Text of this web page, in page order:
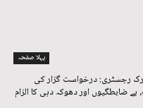
پہلا صفحہ
رجسٹری: درخواست گزار کی
بے ضابطگیوں اور دھوکہ دہی کا الزام